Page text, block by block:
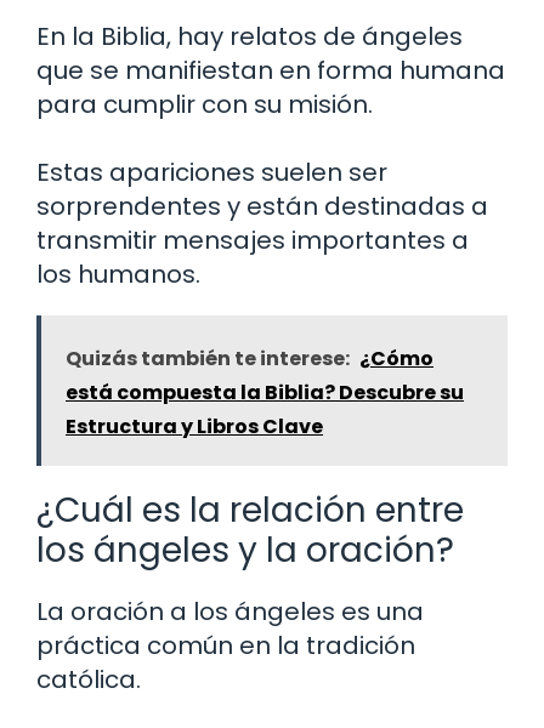
En la Biblia, hay relatos de ángeles
que se manifiestan en forma humana
para cumplir con su misión.
Estas apariciones suelen ser
sorprendentes y están destinadas a
transmitir mensajes importantes a
los humanos.
Quizás también te interese: ¿Cómo
está compuesta la Biblia? Descubre su
Estructura y Libros Clave
¿Cuál es la relación entre
los ángeles y la oración?
La oración a los ángeles es una
práctica común en la tradición
católica.